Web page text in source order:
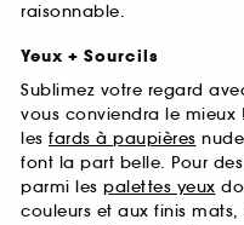
raisonnable.
Yeux + Sourcils
Sublimez votre regard
vous conviendra le
les fards à paupières
font la part belle. Pour
parmi les palettes yeux
couleurs et aux finis